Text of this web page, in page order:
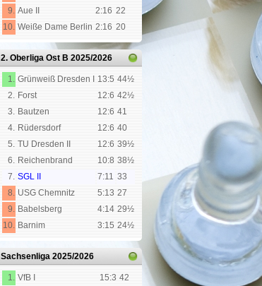
9. Aue II 2:16 22
10. Weiße Dame Berlin 2:16 20
2. Oberliga Ost B 2025/2026
1. Grünweiß Dresden I 13:5 44½
2. Forst 12:6 42½
3. Bautzen 12:6 41
4. Rüdersdorf 12:6 40
5. TU Dresden II 12:6 39½
6. Reichenbrand 10:8 38½
7. SGL II 7:11 33
8. USG Chemnitz 5:13 27
9. Babelsberg 4:14 29½
10. Barnim 3:15 24½
Sachsenliga 2025/2026
1. VfB I 15:3 42